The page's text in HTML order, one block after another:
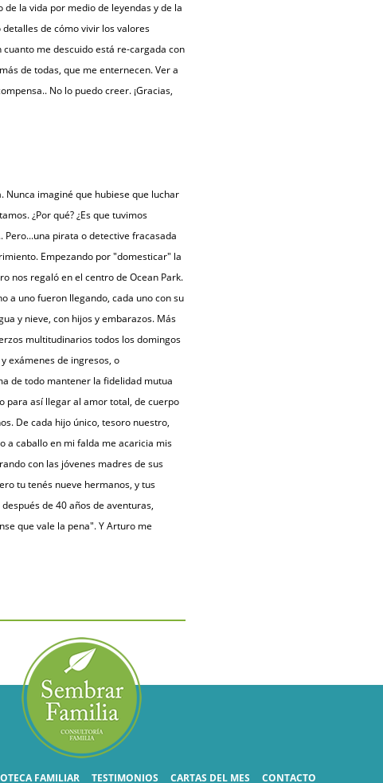
la vida por medio de leyendas y de la
de cómo vivir los valores
me descuido está re-cargada con
de todas, que me enternecen. Ver a
No lo puedo creer. ¡Gracias,
Nunca imaginé que hubiese que luchar
¿Por qué? ¿Es que tuvimos
pirata o detective fracasada
Empezando por "domesticar" la
nos regaló en el centro de Ocean Park.
a uno fueron llegando, cada uno con su
y nieve, con hijos y embarazos. Más
multitudinarios todos los domingos
exámenes de ingresos, o
de todo mantener la fidelidad mutua
para así llegar al amor total, de cuerpo
De cada hijo único, tesoro nuestro,
a caballo en mi falda me acaricia mis
con las jóvenes madres de sus
tu tenés nueve hermanos, y tus
de 40 años de aventuras,
que vale la pena". Y Arturo me
FAMILIAR TESTIMONIOS CARTAS DEL MES CONTACTO